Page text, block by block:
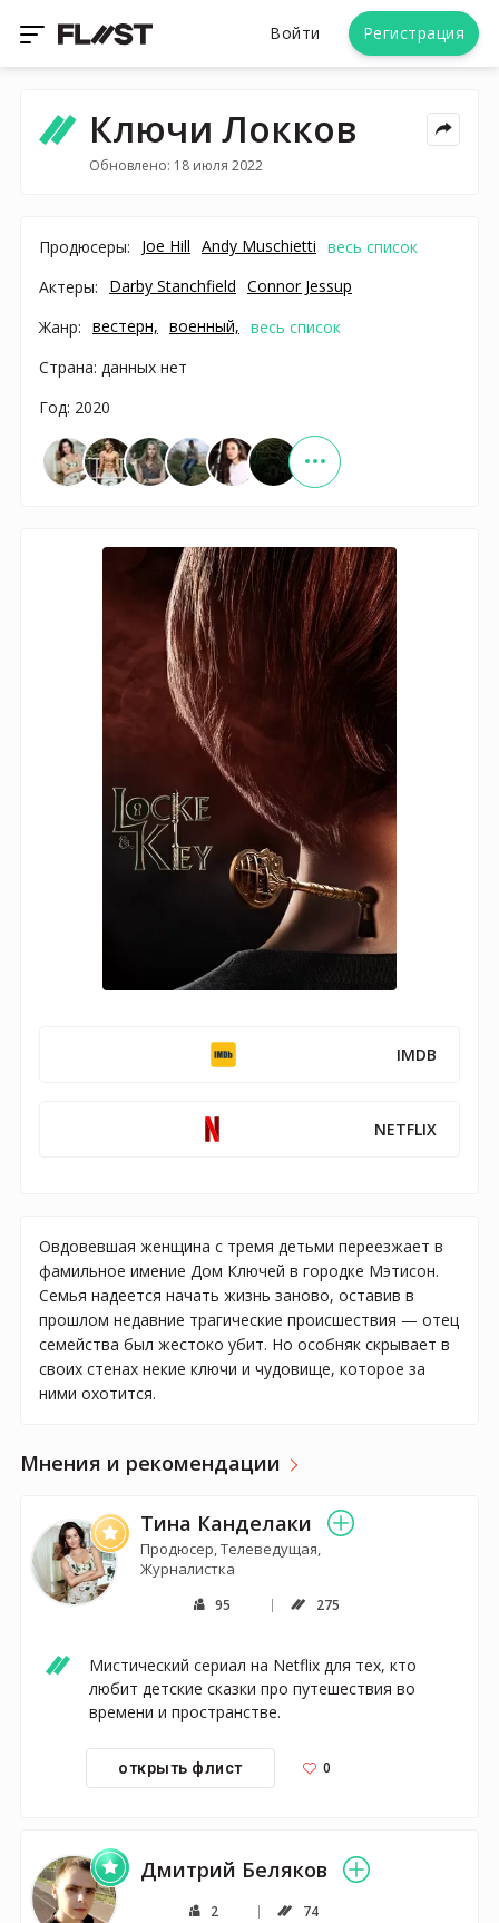
Войти Регистрация
Ключи Локков
Обновлено: 18 июля 2022
Продюсеры: Joe Hill Andy Muschietti весь список
Актеры:
Darby Stanchfield Connor Jessup
Жанр: вестерн, военный, весь список
Страна: данных нет
Год: 2020
IMDB
NETFLIX
Овдовевшая женщина с тремя детьми переезжает в
фамильное имение Дом Ключей в городке Мэтисон.
Семья надеется начать жизнь заново, оставив в
прошлом недавние трагические происшествия — отец
семейства был жестоко убит. Но особняк скрывает в
своих стенах некие ключи и чудовище, которое за
ними охотится.
Мнения и рекомендации
Тина Канделаки
Продюсер, Телеведущая,
Журналистка
95 275
Мистический сериал на Netflix для тех, кто
любит детские сказки про путешествия во
времени и пространстве.
открыть флист 0
Дмитрий Беляков
2 74